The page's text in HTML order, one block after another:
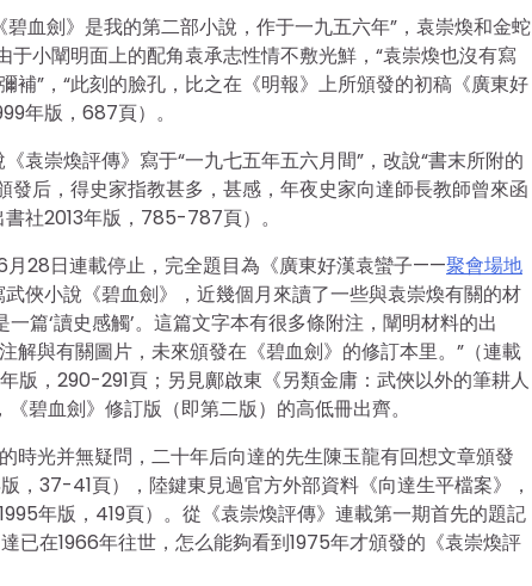
血劍》是我的第二部小說，作于一九五六年”，袁崇煥和金蛇
小闡明面上的配角袁承志性情不敷光鮮，“袁崇煥也沒有寫
”，“此刻的臉孔，比之在《明報》上所頒發的初稿《廣東好
年版，687頁）。
袁崇煥評傳》寫于“一九七五年五六月間”，改說“書末所附的
發后，得史家指教甚多，甚感，年夜史家向達師長教師曾來函
社2013年版，785-787頁）。
月28日連載停止，完全題目為《廣東好漢袁蠻子——聚會場地
俠小說《碧血劍》，近幾個月來讀了一些與袁崇煥有關的材
篇‘讀史感觸’。這篇文字本有很多條附注，闡明材料的出
與有關圖片，未來頒發在《碧血劍》的修訂本里。”（連載
版，290-291頁；另見鄺啟東《另類金庸：武俠以外的筆耕人
碧血劍》修訂版（即第二版）的高低冊出齊。
時光并無疑問，二十年后向達的先生陳玉龍有回想文章頒發
，37-41頁），陸鍵東見過官方外部資料《向達生平檔案》，
年版，419頁）。從《袁崇煥評傳》連載第一期首先的題記
已在1966年往世，怎么能夠看到1975年才頒發的《袁崇煥評